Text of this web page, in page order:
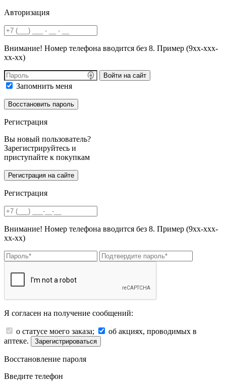
Авторизация
Внимание! Номер телефона вводится без 8. Пример (9хх-ххх-
хх-хх)
Войти на сайт
Запомнить меня
Регистрация
Вы новый пользователь?
Зарегистрируйтесь и
приступайте к покупкам
Регистрация
Внимание! Номер телефона вводится без 8. Пример (9хх-ххх-
хх-хх)
Я согласен на получение сообщений:
о статусе моего заказа;
об акциях, проводимых в
аптеке.
Зарегистрироваться
Восстановление пароля
Введите телефон